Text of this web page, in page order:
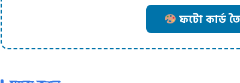
ফটো কার্ড